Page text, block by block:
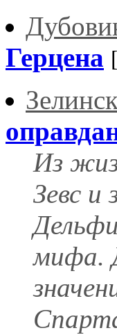
Герцена
Из
Зевс и
мифа.